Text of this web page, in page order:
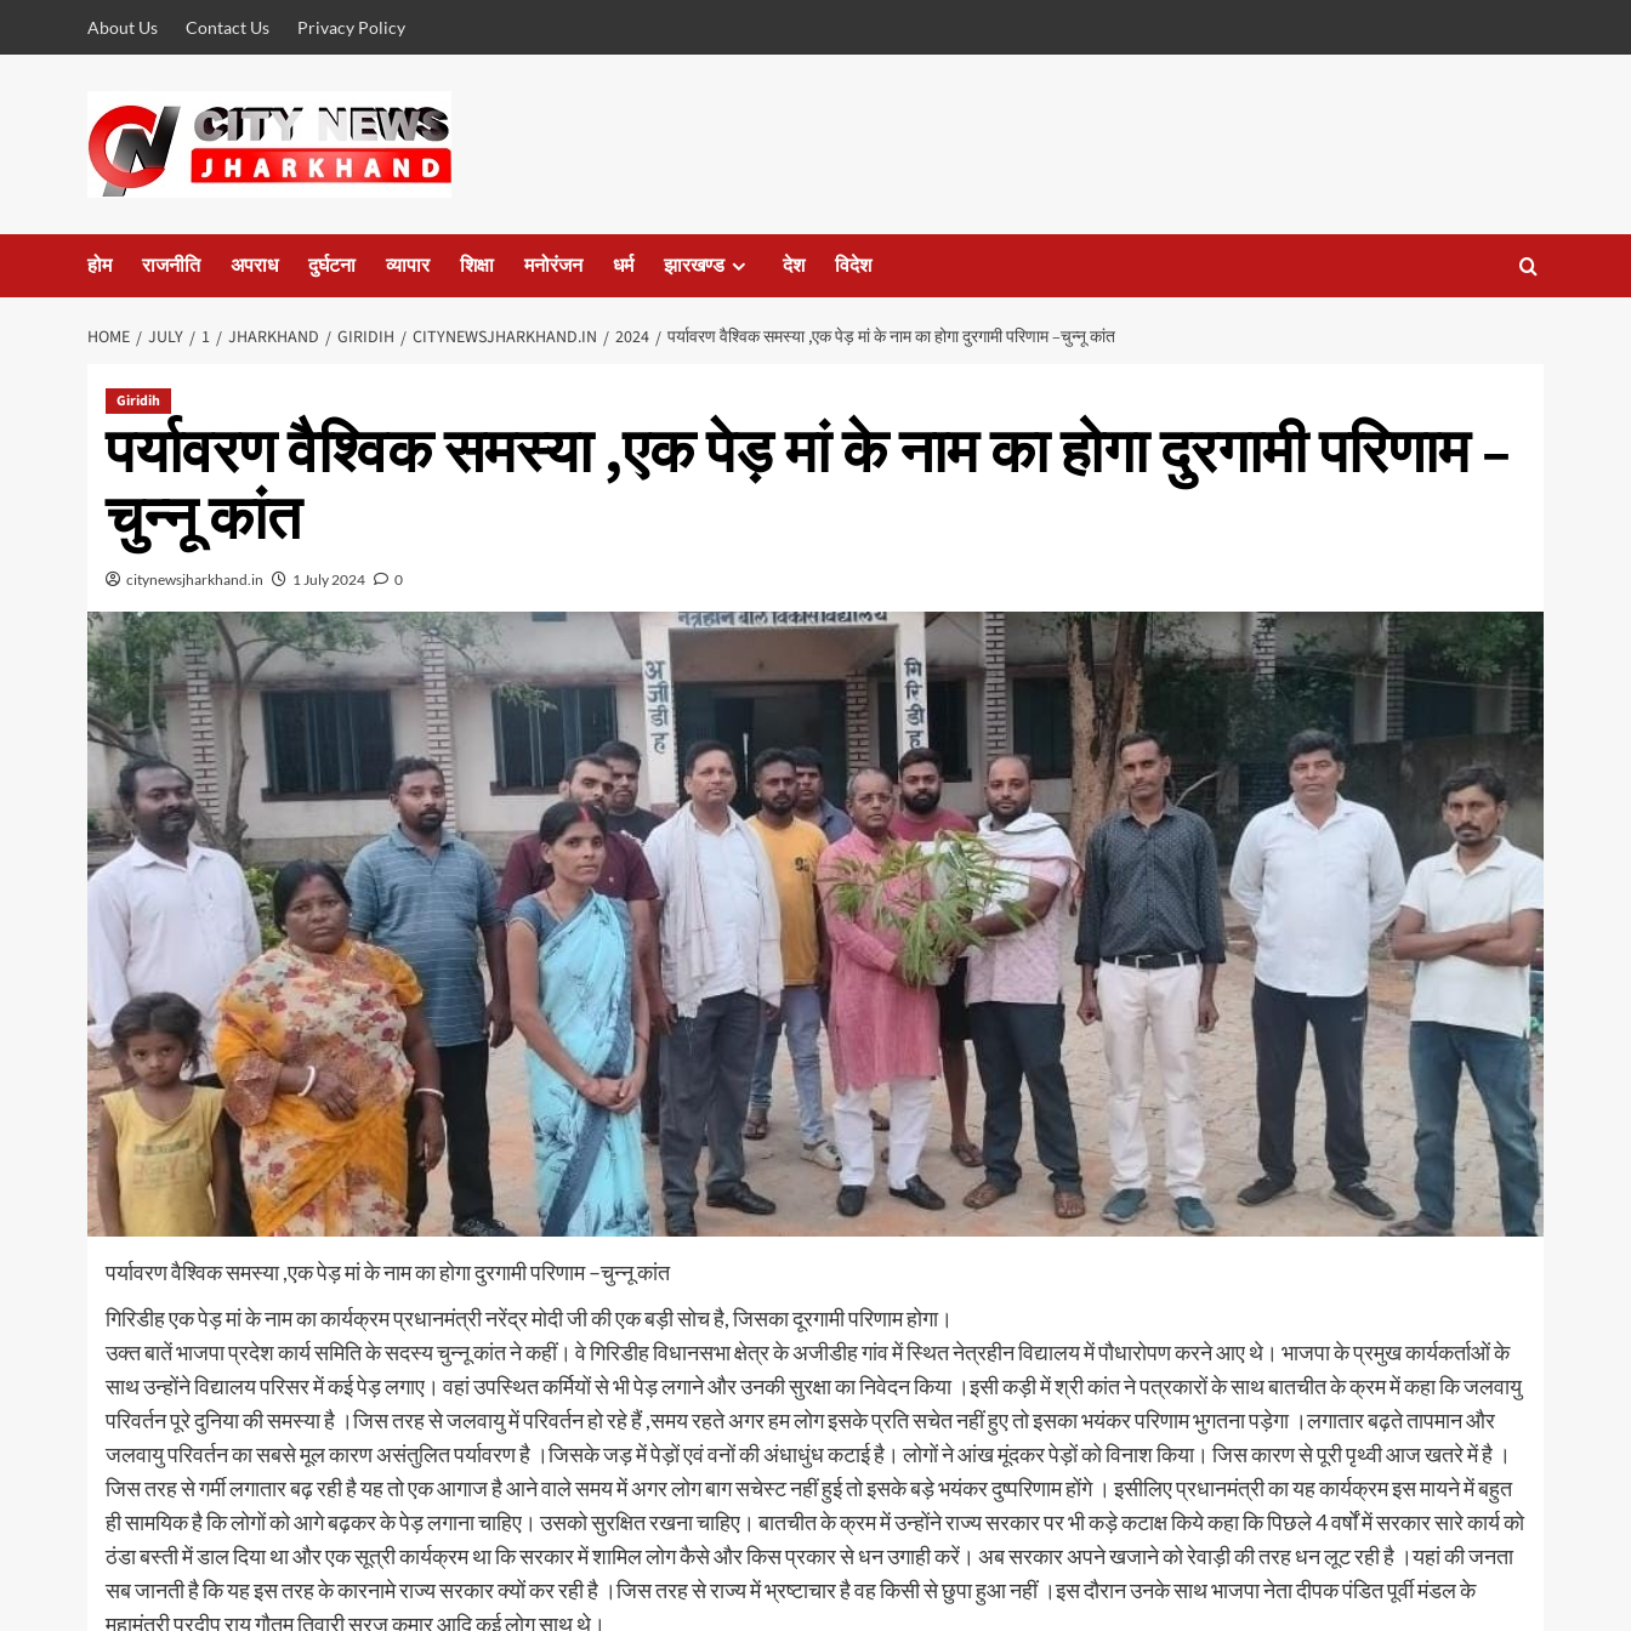
About Us Contact Us Privacy Policy
होम राजनीति अपराध दुर्घटना व्यापार शिक्षा मनोरंजन धर्म झारखण्ड देश विदेश
HOME JULY 1 JHARKHAND GIRIDIH CITYNEWSJHARKHAND.IN 2024 पर्यावरण वैश्विक समस्या ,एक पेड़ मां के नाम का होगा दुरगामी परिणाम –चुन्नू कांत
Giridih
पर्यावरण वैश्विक समस्या ,एक पेड़ मां के नाम का होगा दुरगामी परिणाम –
चुन्नू कांत
citynewsjharkhand.in 1 July 2024 0
पर्यावरण वैश्विक समस्या ,एक पेड़ मां के नाम का होगा दुरगामी परिणाम –चुन्नू कांत
गिरिडीह एक पेड़ मां के नाम का कार्यक्रम प्रधानमंत्री नरेंद्र मोदी जी की एक बड़ी सोच है, जिसका दूरगामी परिणाम होगा।
उक्त बातें भाजपा प्रदेश कार्य समिति के सदस्य चुन्नू कांत ने कहीं। वे गिरिडीह विधानसभा क्षेत्र के अजीडीह गांव में स्थित नेत्रहीन विद्यालय में पौधारोपण करने आए थे। भाजपा के प्रमुख कार्यकर्ताओं के
साथ उन्होंने विद्यालय परिसर में कई पेड़ लगाए। वहां उपस्थित कर्मियों से भी पेड़ लगाने और उनकी सुरक्षा का निवेदन किया ।इसी कड़ी में श्री कांत ने पत्रकारों के साथ बातचीत के क्रम में कहा कि जलवायु
परिवर्तन पूरे दुनिया की समस्या है ।जिस तरह से जलवायु में परिवर्तन हो रहे हैं ,समय रहते अगर हम लोग इसके प्रति सचेत नहीं हुए तो इसका भयंकर परिणाम भुगतना पड़ेगा ।लगातार बढ़ते तापमान और
जलवायु परिवर्तन का सबसे मूल कारण असंतुलित पर्यावरण है ।जिसके जड़ में पेड़ों एवं वनों की अंधाधुंध कटाई है। लोगों ने आंख मूंदकर पेड़ों को विनाश किया। जिस कारण से पूरी पृथ्वी आज खतरे में है ।
जिस तरह से गर्मी लगातार बढ़ रही है यह तो एक आगाज है आने वाले समय में अगर लोग बाग सचेस्ट नहीं हुई तो इसके बड़े भयंकर दुष्परिणाम होंगे । इसीलिए प्रधानमंत्री का यह कार्यक्रम इस मायने में बहुत
ही सामयिक है कि लोगों को आगे बढ़कर के पेड़ लगाना चाहिए। उसको सुरक्षित रखना चाहिए। बातचीत के क्रम में उन्होंने राज्य सरकार पर भी कड़े कटाक्ष किये कहा कि पिछले 4 वर्षों में सरकार सारे कार्य को
ठंडा बस्ती में डाल दिया था और एक सूत्री कार्यक्रम था कि सरकार में शामिल लोग कैसे और किस प्रकार से धन उगाही करें। अब सरकार अपने खजाने को रेवाड़ी की तरह धन लूट रही है ।यहां की जनता
सब जानती है कि यह इस तरह के कारनामे राज्य सरकार क्यों कर रही है ।जिस तरह से राज्य में भ्रष्टाचार है वह किसी से छुपा हुआ नहीं ।इस दौरान उनके साथ भाजपा नेता दीपक पंडित पूर्वी मंडल के
महामंत्री प्रदीप राय गौतम तिवारी सूरज कुमार आदि कई लोग साथ थे।